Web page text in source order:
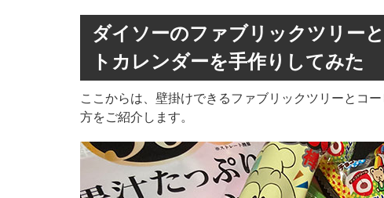
ダイソーのファブリックツリー
トカレンダーを手作りしてみた
ここからは、壁掛けできるファブリックツリーとコ
方をご紹介します。